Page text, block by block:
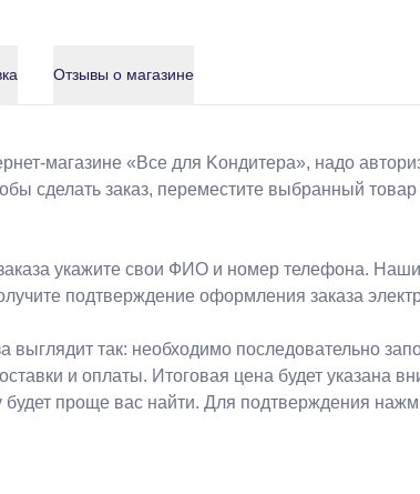
Отзывы о магазине
магазине «Bce для Koндитeрa», надо
сделать заказ, переместите выбранный
укажите свои ФИО и номер телефона.
подтверждение оформления заказа
так: необходимо последовательно
и оплаты. Итоговая цена будет указана
будет проще вас найти. Для подтверждения